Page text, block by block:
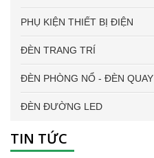
PHỤ KIỆN THIẾT BỊ ĐIỆN
ĐÈN TRANG TRÍ
ĐÈN PHÒNG NỔ - ĐÈN QUAY
ĐÈN ĐƯỜNG LED
TIN TỨC